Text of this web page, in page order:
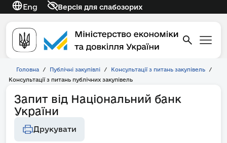
Eng Версія для слабозорих
Головна / Публічні закупівлі / Консультації з питань закупівель
/
Консультації з питань публічних закупівель
Запит від Національний банк
України
Друкувати